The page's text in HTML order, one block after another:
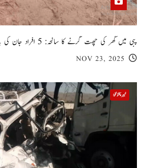
پبی میں گھر کی چھت گرنے کا سانحہ: 5 افراد جان کی بازی ہار گئے، 3 زخمی
NOV 23, 2025
خیبر پختونخوا